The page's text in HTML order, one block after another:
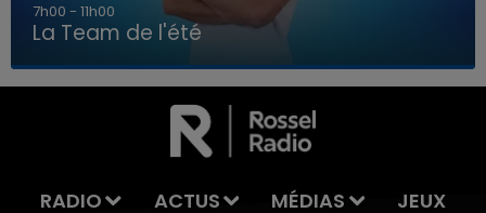
LA TEAM DE L'ÉTÉ
7h00 - 11h00
La Team de l'été
RADIO ACTUS MÉDIAS JEUX